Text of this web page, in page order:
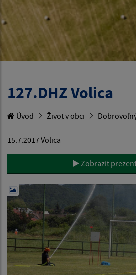
127.DHZ Volica
Úvod Život v obci
15.7.2017 Volica
Zobraziť